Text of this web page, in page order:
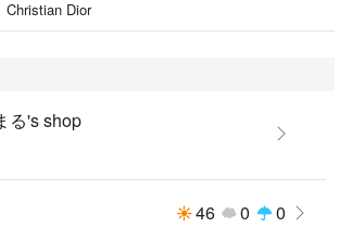
Christian Dior
る's shop
46 0 0